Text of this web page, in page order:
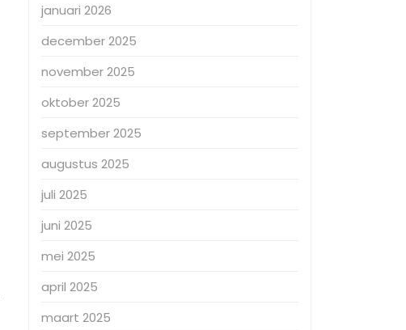
januari 2026
december 2025
november 2025
oktober 2025
september 2025
augustus 2025
juli 2025
juni 2025
mei 2025
april 2025
maart 2025